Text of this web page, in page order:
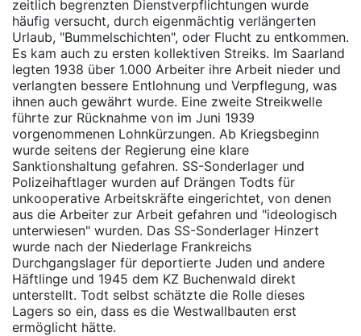
zeitlich begrenzten Dienstverpflichtungen wurde
häufig versucht, durch eigenmächtig verlängerten
Urlaub, "Bummelschichten", oder Flucht zu entkommen.
Es kam auch zu ersten kollektiven Streiks. Im Saarland
legten 1938 über 1.000 Arbeiter ihre Arbeit nieder und
verlangten bessere Entlohnung und Verpflegung, was
ihnen auch gewährt wurde. Eine zweite Streikwelle
führte zur Rücknahme von im Juni 1939
vorgenommenen Lohnkürzungen. Ab Kriegsbeginn
wurde seitens der Regierung eine klare
Sanktionshaltung gefahren. SS-Sonderlager und
Polizeihaftlager wurden auf Drängen Todts für
unkooperative Arbeitskräfte eingerichtet, von denen
aus die Arbeiter zur Arbeit gefahren und "ideologisch
unterwiesen" wurden. Das SS-Sonderlager Hinzert
wurde nach der Niederlage Frankreichs
Durchgangslager für deportierte Juden und andere
Häftlinge und 1945 dem KZ Buchenwald direkt
unterstellt. Todt selbst schätzte die Rolle dieses
Lagers so ein, dass es die Westwallbauten erst
ermöglicht hätte.